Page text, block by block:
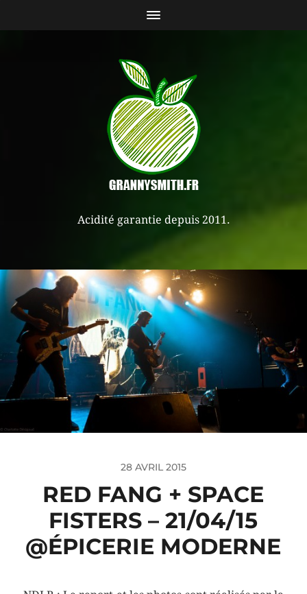
Acidité garantie depuis 2011.
28 AVRIL 2015
RED FANG + SPACE
FISTERS – 21/04/15
@ÉPICERIE MODERNE